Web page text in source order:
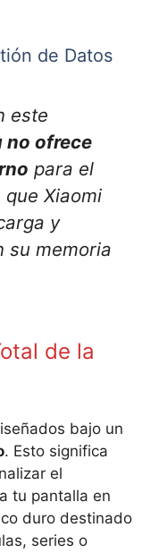
de Datos
este
no ofrece
para el
Xiaomi
y
su memoria
de la
bajo un
. Esto significa
el
tu pantalla en
duro destinado
series o